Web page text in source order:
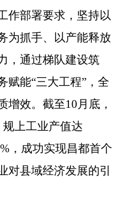
作部署要求，坚持以
为抓手、以产能释放
，通过梯队建设筑
赋能“三大工程” ，全
增效。 截至10月底 ，
规上工业产值达
，成功实现昌都首个
对县域经济发展的引